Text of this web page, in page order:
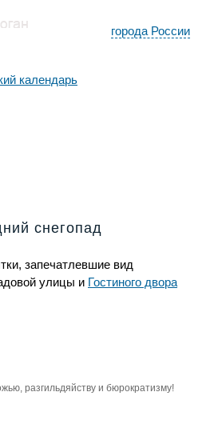
города России
календарь
снегопад
запечатлевшие вид
улицы и Гостиного двора
разгильдяйству и бюрократизму!